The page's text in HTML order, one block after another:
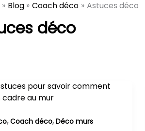
Blog Coach déco Astuces déco
déco
,Coach déco,Déco murs